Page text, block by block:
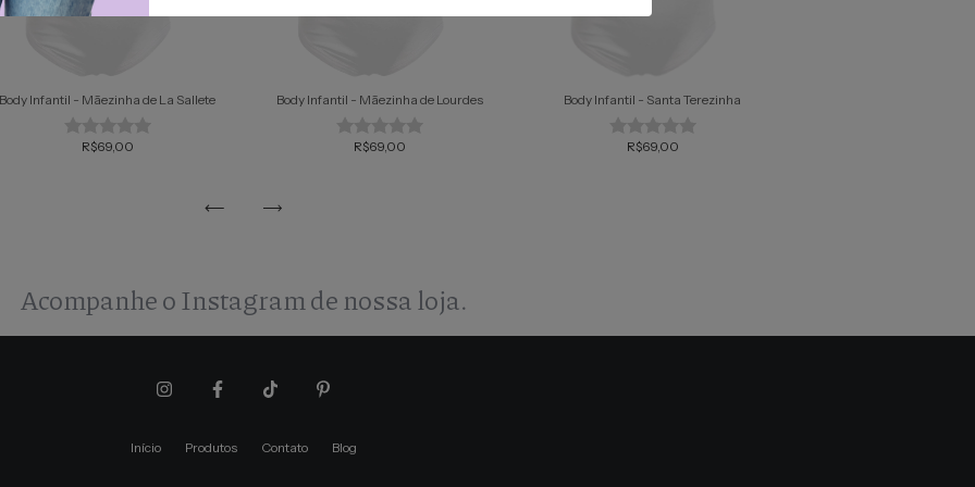
Body Infantil - Mãezinha de La Sallete
R$69,00
Body Infantil - Mãezinha de Lourdes
R$69,00
Body Infantil - Santa Terezinha
R$69,00
Acompanhe o Instagram de nossa loja.
Início Produtos Contato Blog